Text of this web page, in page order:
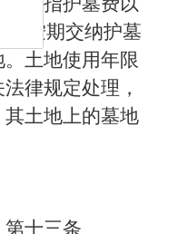
要按期交纳护墓
土地使用年限
律规定处理，
土地上的墓地
十三条